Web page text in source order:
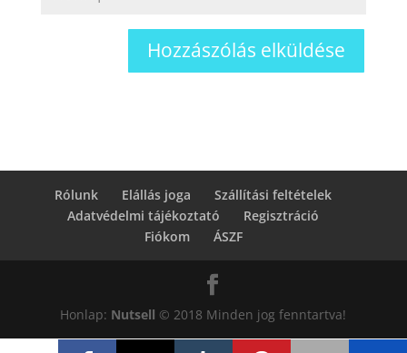
Rólunk Elállás joga
Szállítási feltételek
Adatvédelmi tájékoztató
Regisztráció
Fiókom
ÁSZF
Honlap: Nutsell © 2018 Minden jog fenntartva!